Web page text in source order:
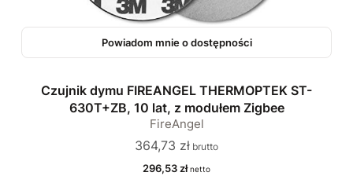
Powiadom mnie o dostępności
Czujnik dymu FIREANGEL THERMOPTEK ST-
630T+ZB, 10 lat, z modułem Zigbee
FireAngel
Cena
364,73 zł
Cena
296,53 zł